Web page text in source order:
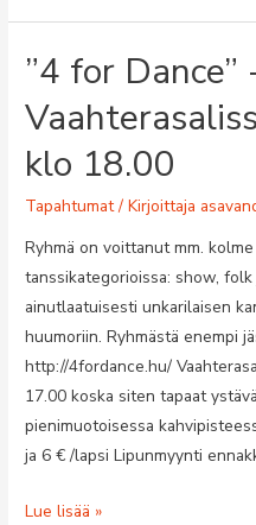
”4 for Dance”
klo 18.00
Tapahtumat/ Kirjoittaja
Ryhmä on voittanut mm.
tanssikategorioissa: show,
ainutlaatuisesti unkarilaisen
huumoriin. Ryhmästä enempi
http://4fordance.hu/
17.00 koska siten tapaat
pienimuotoisessa
ja 6 € /lapsi Lipunmyynti
”4
Lue lisää »